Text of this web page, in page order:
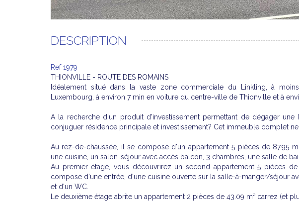
DESCRIPTION
Ref 1979
THIONVILLE - ROUTE DES ROMAINS
Idéalement situé dans la vaste zone commerciale du Linkling, à
Luxembourg, à environ 7 min en voiture du centre-ville de Thionville et à
A la recherche d'un produit d'investissement permettant de dégager
conjuguer résidence principale et investissement? Cet immeuble complet
Au rez-de-chaussée, il se compose d'un appartement 5 pièces de 87.95
une cuisine, un salon-séjour avec accès balcon, 3 chambres, une salle de
Au premier étage, vous découvrirez un second appartement 5 pièces
compose d'une entrée, d'une cuisine ouverte sur la salle-à-manger/séjour
et d'un WC.
Le deuxième étage abrite un appartement 2 pièces de 43.09 m² carrez (et